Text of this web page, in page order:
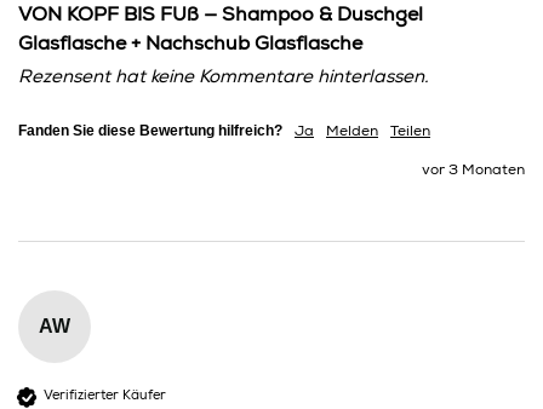
VON KOPF BIS FUß — Shampoo & Duschgel
Glasflasche + Nachschub Glasflasche
Rezensent hat keine Kommentare hinterlassen.
Fanden Sie diese Bewertung hilfreich? Ja Melden Teilen
vor 3 Monaten
AW
Verifizierter Käufer